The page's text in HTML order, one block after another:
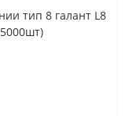
тип 8 галант L8